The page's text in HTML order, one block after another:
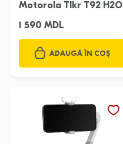
Motorola Tlkr T92 H2O
1 590 MDL
ADAUGĂ ÎN COȘ